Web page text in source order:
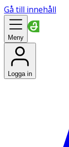
Gå till innehåll
Meny
Logga in